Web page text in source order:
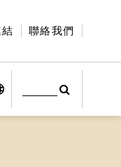
聯絡我們
小
字體
搜尋桌面版搜尋